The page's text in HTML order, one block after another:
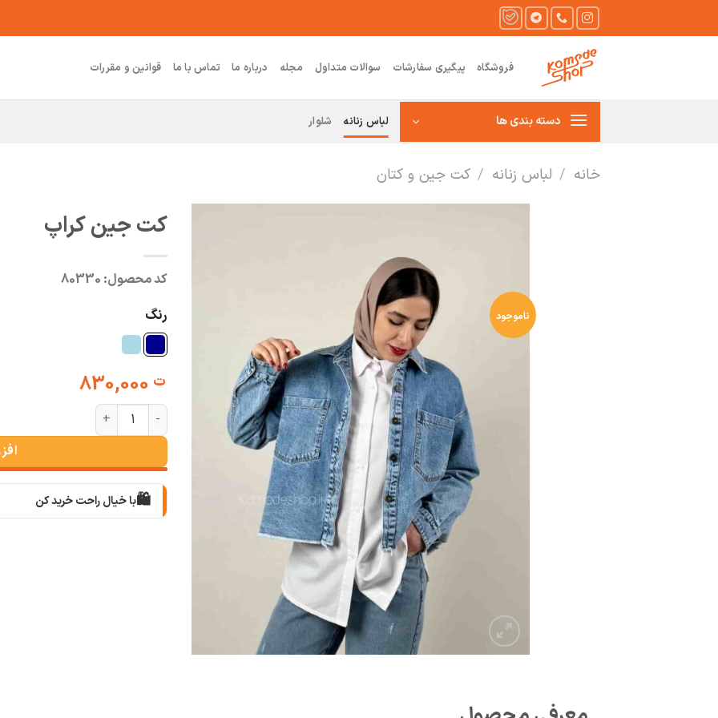
فروشگاه پیگیری سفارشات سوالات متداول مجله درباره ما تماس با ما قوانین و مقررات
دسته بندی ها لباس زنانه شلوار
خانه / لباس زنانه / کت جین و کتان
ناموجود
کت جین کراپ
کد محصول: 80330
رنگ
ت
کت جین کراپ عدد
🛍️با خیال راحت خرید کن